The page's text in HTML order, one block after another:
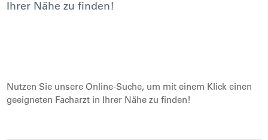
Ihrer Nähe zu finden!
Nutzen Sie unsere Online-Suche, um mit einem Klick einen
geeigneten Facharzt in Ihrer Nähe zu finden!